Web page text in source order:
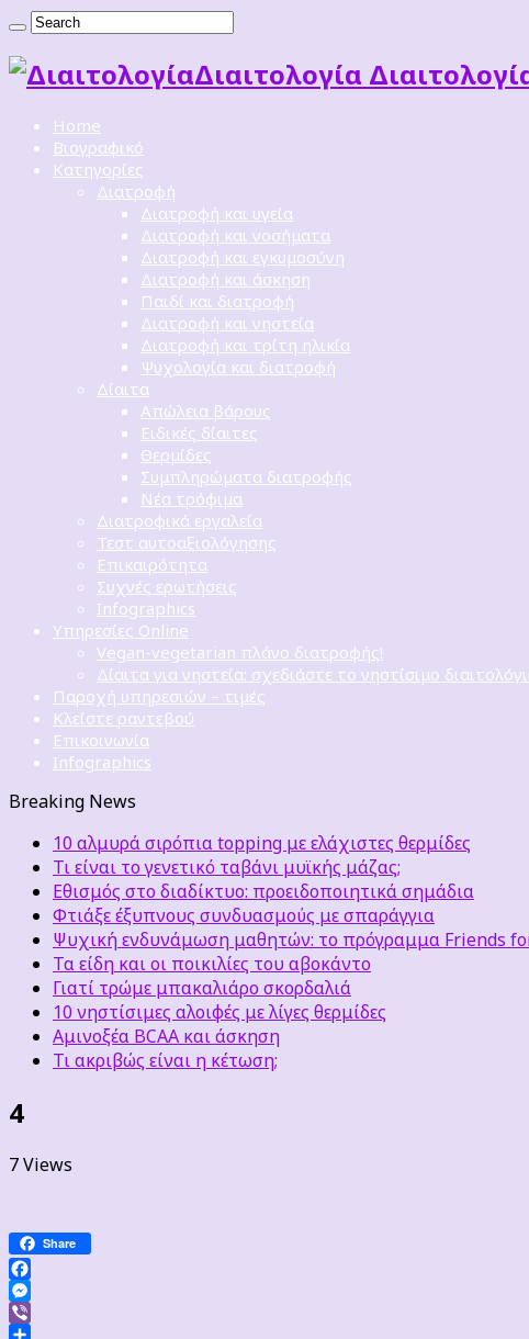
Διαιτoλογία
Home
Βιογραφικό
Κατηγορίες
Διατροφή
Διατροφή και υγεία
Διατροφή και νοσήματα
Διατροφή και εγκυμοσύνη
Διατροφή και άσκηση
Παιδί και διατροφή
Διατροφή και νηστεία
Διατροφή και τρίτη ηλικία
Ψυχολογία και διατροφή
Δίαιτα
Απώλεια βάρους
Ειδικές δίαιτες
Θερμίδες
Συμπληρώματα διατροφής
Νέα τρόφιμα
Διατροφικά εργαλεία
Τεστ αυτοαξιολόγησης
Επικαιρότητα
Συχνές ερωτήσεις
Infographics
Υπηρεσίες Online
Vegan-vegetarian πλάνο διατροφής!
Δίαιτα για νηστεία: σχεδιάστε το νηστίσιμο
Παροχή υπηρεσιών – τιμές
Κλείστε ραντεβού
Επικοινωνία
Infographics
Breaking News
10 αλμυρά σιρόπια topping με ελάχιστες θερμίδες
Τι είναι το γενετικό ταβάνι μυϊκής μάζας;
Εθισμός στο διαδίκτυο: προειδοποιητικά σημάδια
Φτιάξε έξυπνους συνδυασμούς με σπαράγγια
Ψυχική ενδυνάμωση μαθητών: το πρόγραμμα Friends
Τα είδη και οι ποικιλίες του αβοκάντο
Γιατί τρώμε μπακαλιάρο σκορδαλιά
10 νηστίσιμες αλοιφές με λίγες θερμίδες
Αμινοξέα BCAA και άσκηση
Τι ακριβώς είναι η κέτωση;
4
7 Views
Share
Facebook
Messenger
Viber